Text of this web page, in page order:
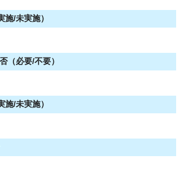
施/未実施）
（必要/不要）
施/未実施）